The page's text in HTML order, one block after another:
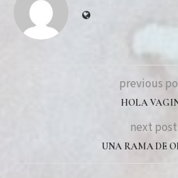
previous
HOLA
next post
UNA RAMA DE